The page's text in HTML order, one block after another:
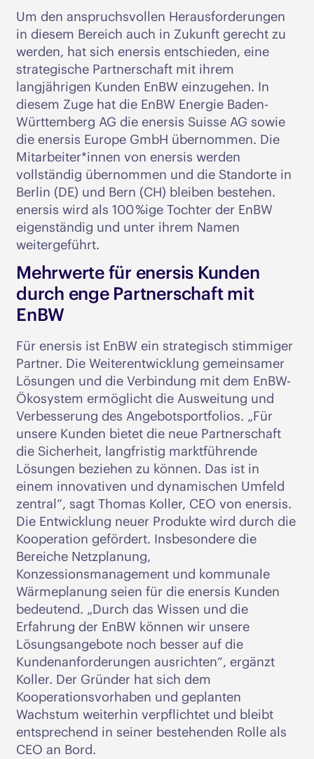
Um den anspruchsvollen Herausforderungen
in diesem Bereich auch in Zukunft gerecht zu
werden, hat sich enersis entschieden, eine
strategische Partnerschaft mit ihrem
langjährigen Kunden EnBW einzugehen. In
diesem Zuge hat die EnBW Energie Baden-
Württemberg AG die enersis Suisse AG sowie
die enersis Europe GmbH übernommen. Die
Mitarbeiter*innen von enersis werden
vollständig übernommen und die Standorte in
Berlin (DE) und Bern (CH) bleiben bestehen.
enersis wird als 100 %ige Tochter der EnBW
eigenständig und unter ihrem Namen
weitergeführt.
Mehrwerte für enersis Kunden
durch enge Partnerschaft mit
EnBW
Für enersis ist EnBW ein strategisch stimmiger
Partner. Die Weiterentwicklung gemeinsamer
Lösungen und die Verbindung mit dem EnBW-
Ökosystem ermöglicht die Ausweitung und
Verbesserung des Angebotsportfolios. „Für
unsere Kunden bietet die neue Partnerschaft
die Sicherheit, langfristig marktführende
Lösungen beziehen zu können. Das ist in
einem innovativen und dynamischen Umfeld
zentral“, sagt Thomas Koller, CEO von enersis.
Die Entwicklung neuer Produkte wird durch die
Kooperation gefördert. Insbesondere die
Bereiche Netzplanung,
Konzessionsmanagement und kommunale
Wärmeplanung seien für die enersis Kunden
bedeutend. „Durch das Wissen und die
Erfahrung der EnBW können wir unsere
Lösungsangebote noch besser auf die
Kundenanforderungen ausrichten“, ergänzt
Koller. Der Gründer hat sich dem
Kooperationsvorhaben und geplanten
Wachstum weiterhin verpflichtet und bleibt
entsprechend in seiner bestehenden Rolle als
CEO an Bord.